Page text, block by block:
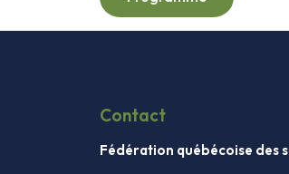
Contact
Fédération québécoise des